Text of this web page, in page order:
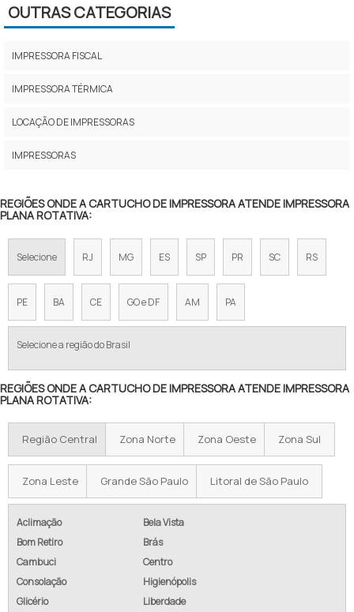
PREÇO DA IMPRESSORA
MULTIFUNCIONAL JATO DE TINTA
IMPRESSORA A JATO DE TINTA
VALOR DE UMA IMPRESSORA
VALOR IMPRESSORA
IMPRESSORAS COLORIDAS
PREÇO IMPRESSORA MULTIFUNCIONAL
IMPRESSORA LASER COLORIDA PREÇO
IMPRESSORA COPIADORA PROFISSIONAL
IMPRESSORA PROFISSIONAL MULTIFUNCIONAL
COMPRA DE IMPRESSORA
VENDA DE IMPRESSORA HP
IMPRESSORA COLORIDA PARA EMPRESA
VENDA DE IMPRESSORA MULTIFUNCIONAL
VENDA DE COPIADORAS
IMPRESSORA DE CARTÕES PVC E CRACHÁS
OUTRAS CATEGORIAS
IMPRESSORA FISCAL
IMPRESSORA TÉRMICA
LOCAÇÃO DE IMPRESSORAS
IMPRESSORAS
REGIÕES ONDE A CARTUCHO DE IMPRESSORA ATENDE IMPRESSORA
PLANA ROTATIVA:
Selecione RJ MG ES SP PR SC RS
PE BA CE GO e DF AM PA
Selecione a região do Brasil
REGIÕES ONDE A CARTUCHO DE IMPRESSORA ATENDE IMPRESSORA
PLANA ROTATIVA:
Região Central Zona Norte Zona Oeste Zona Sul
Zona Leste Grande São Paulo Litoral de São Paulo
Aclimação
Bela Vista
Bom Retiro
Brás
Cambuci
Centro
Consolação
Higienópolis
Glicério
Liberdade